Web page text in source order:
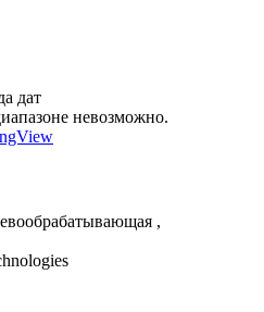
дат
невозможно.
,